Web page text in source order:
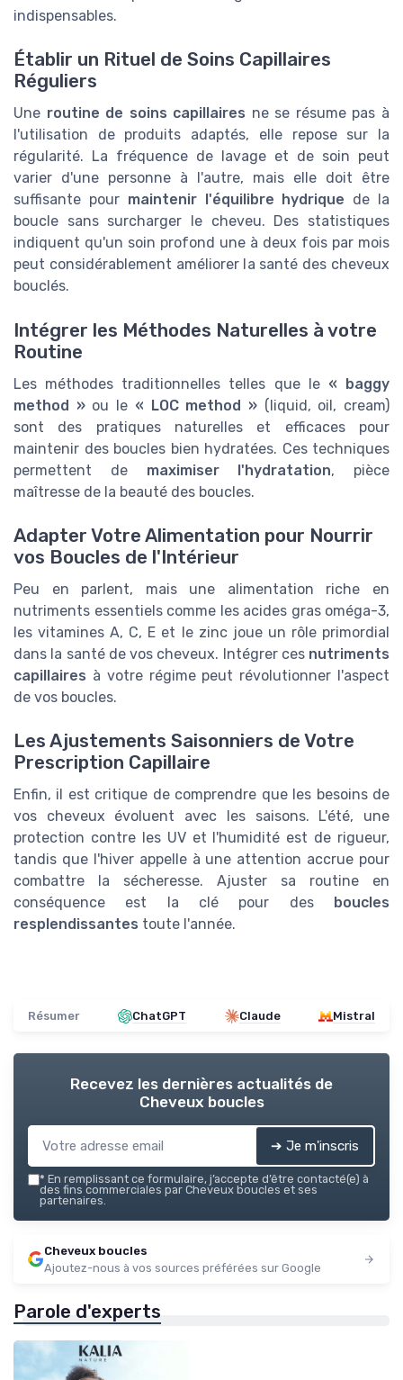
indispensables.
Établir un Rituel de Soins Capillaires
Réguliers
Une routine de soins capillaires ne se résume pas à
l'utilisation de produits adaptés, elle repose sur la
régularité. La fréquence de lavage et de soin peut
varier d'une personne à l'autre, mais elle doit être
suffisante pour maintenir l'équilibre hydrique de la
boucle sans surcharger le cheveu. Des statistiques
indiquent qu'un soin profond une à deux fois par mois
peut considérablement améliorer la santé des cheveux
bouclés.
Intégrer les Méthodes Naturelles à votre
Routine
Les méthodes traditionnelles telles que le « baggy
method »ou le « LOC method »(liquid, oil, cream)
sont des pratiques naturelles et efficaces pour
maintenir des boucles bien hydratées. Ces techniques
permettent de maximiser l'hydratation, pièce
maîtresse de la beauté des boucles.
Adapter Votre Alimentation pour Nourrir
vos Boucles de l'Intérieur
Peu en parlent, mais une alimentation riche en
nutriments essentiels comme les acides gras oméga-3,
les vitamines A, C, E et le zinc joue un rôle primordial
dans la santé de vos cheveux. Intégrer ces nutriments
capillaires à votre régime peut révolutionner l'aspect
de vos boucles.
Les Ajustements Saisonniers de Votre
Prescription Capillaire
Enfin, il est critique de comprendre que les besoins de
vos cheveux évoluent avec les saisons. L'été, une
protection contre les UV et l'humidité est de rigueur,
tandis que l'hiver appelle à une attention accrue pour
combattre la sécheresse. Ajuster sa routine en
conséquence est la clé pour des
boucles
resplendissantes toute l'année.
Résumer ChatGPT Claude Mistral
Recevez les dernières actualités de
Cheveux boucles
➔ Je m'inscris
* En remplissant ce formulaire, j’accepte d’être contacté(e) à
des fins commerciales par Cheveux boucles et ses
partenaires.
Cheveux boucles
Ajoutez-nous à vos sources préférées sur Google
Parole d'experts